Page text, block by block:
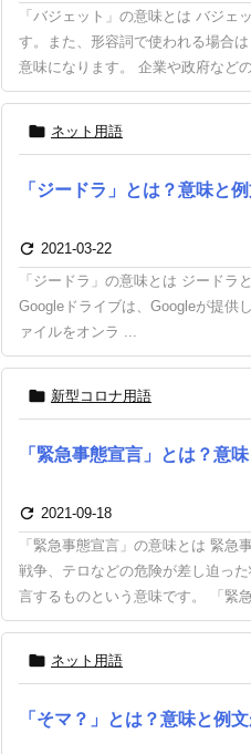
「バジェット」の意味とは バジェ
す。また、形容詞で使われる場合
意味になります。 企業や政府など
 ネット用語
「ジードラ」とは？意味と
 2021-03-22
「ジードラ」の意味とは ジードラ
Googleドライブは、Googleが提供
ァイルをオンラ ...
 新型コロナ用語
「緊急事態宣言」とは？意
 2021-09-18
「緊急事態宣言」の意味とは 緊急
戦争、テロなどの危険が差し迫っ
言するものという意味です。 「緊
 ネット用語
「そマ？」とは？意味と例